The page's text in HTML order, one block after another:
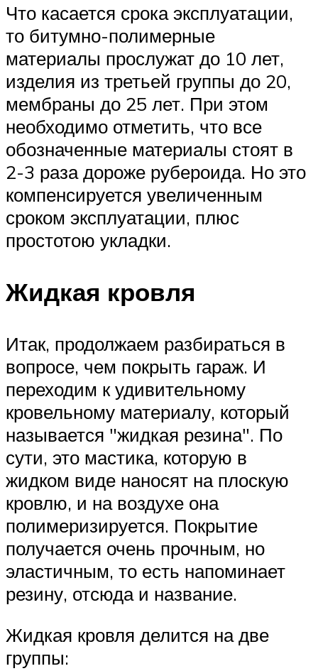
Что касается срока эксплуатации,
то битумно-полимерные
материалы прослужат до 10 лет,
изделия из третьей группы до 20,
мембраны до 25 лет. При этом
необходимо отметить, что все
обозначенные материалы стоят в
2-3 раза дороже рубероида. Но это
компенсируется увеличенным
сроком эксплуатации, плюс
простотою укладки.
Жидкая кровля
Итак, продолжаем разбираться в
вопросе, чем покрыть гараж. И
переходим к удивительному
кровельному материалу, который
называется жидкая резина . По
сути, это мастика, которую в
жидком виде наносят на плоскую
кровлю, и на воздухе она
полимеризируется. Покрытие
получается очень прочным, но
эластичным, то есть напоминает
резину, отсюда и название.
Жидкая кровля делится на две
группы: